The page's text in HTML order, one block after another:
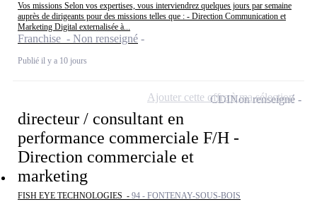
Vos missions Selon vos expertises, vous interviendrez quelques jours par semaine
auprès de dirigeants pour des missions telles que : - Direction Communication et
Marketing Digital externalisée à...
Franchise - Non renseigné
Publié il y a 10 jours
directeur / consultant en
performance commerciale F/H -
Direction commerciale et
marketing
FISH EYE TECHNOLOGIES - 94 - FONTENAY-SOUS-BOIS
CDINon renseigné
Ajouter cette offre à ma sélection